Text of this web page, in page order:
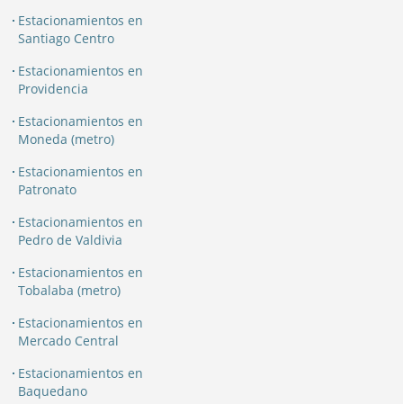
Estacionamientos en
Santiago Centro
Estacionamientos en
Providencia
Estacionamientos en
Moneda (metro)
Estacionamientos en
Patronato
Estacionamientos en
Pedro de Valdivia
Estacionamientos en
Tobalaba (metro)
Estacionamientos en
Mercado Central
Estacionamientos en
Baquedano